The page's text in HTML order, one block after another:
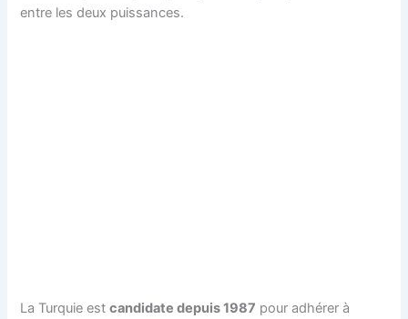
entre les deux puissances.
La Turquie estcandidate depuis 1987 pour adhérer à